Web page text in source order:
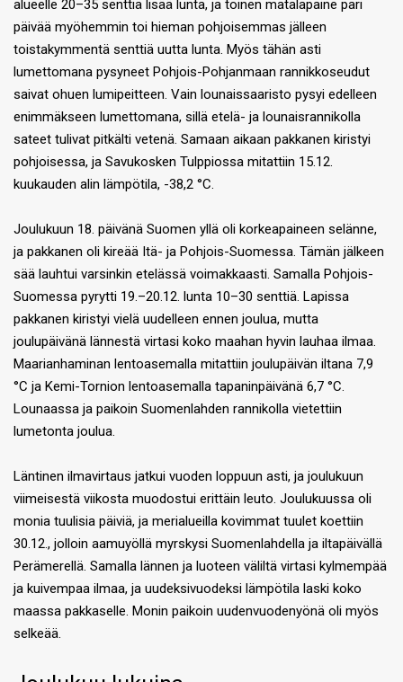
alueelle 20–35 senttiä lisää lunta, ja toinen matalapaine pari
päivää myöhemmin toi hieman pohjoisemmas jälleen
toistakymmentä senttiä uutta lunta. Myös tähän asti
lumettomana pysyneet Pohjois-Pohjanmaan rannikkoseudut
saivat ohuen lumipeitteen. Vain lounaissaaristo pysyi edelleen
enimmäkseen lumettomana, sillä etelä- ja lounaisrannikolla
sateet tulivat pitkälti vetenä. Samaan aikaan pakkanen kiristyi
pohjoisessa, ja Savukosken Tulppiossa mitattiin 15.12.
kuukauden alin lämpötila, -38,2 °C.
Joulukuun 18. päivänä Suomen yllä oli korkeapaineen selänne,
ja pakkanen oli kireää Itä- ja Pohjois-Suomessa. Tämän jälkeen
sää lauhtui varsinkin etelässä voimakkaasti. Samalla Pohjois-
Suomessa pyrytti 19.–20.12. lunta 10–30 senttiä. Lapissa
pakkanen kiristyi vielä uudelleen ennen joulua, mutta
joulupäivänä lännestä virtasi koko maahan hyvin lauhaa ilmaa.
Maarianhaminan lentoasemalla mitattiin joulupäivän iltana 7,9
°C ja Kemi-Tornion lentoasemalla tapaninpäivänä 6,7 °C.
Lounaassa ja paikoin Suomenlahden rannikolla vietettiin
lumetonta joulua.
Läntinen ilmavirtaus jatkui vuoden loppuun asti, ja joulukuun
viimeisestä viikosta muodostui erittäin leuto. Joulukuussa oli
monia tuulisia päiviä, ja merialueilla kovimmat tuulet koettiin
30.12., jolloin aamuyöllä myrskysi Suomenlahdella ja iltapäivällä
Perämerellä. Samalla lännen ja luoteen väliltä virtasi kylmempää
ja kuivempaa ilmaa, ja uudeksivuodeksi lämpötila laski koko
maassa pakkaselle. Monin paikoin uudenvuodenyönä oli myös
selkeää.